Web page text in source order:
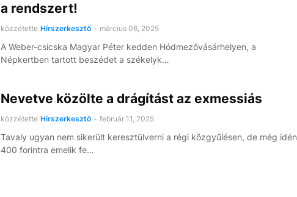
a rendszert!
közzétette Hírszerkesztő - március 06, 2025
A Weber-csicska Magyar Péter kedden Hódmezővásárhelyen, a
Népkertben tartott beszédet a székelyk…
Nevetve közölte a drágítást az exmessiás
közzétette Hírszerkesztő - február 11, 2025
Tavaly ugyan nem sikerült keresztülverni a régi közgyűlésen, de még idén
400 forintra emelik fe…